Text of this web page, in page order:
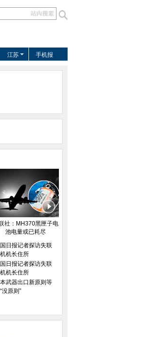
江苏 手机报
社：MH370黑匣子电
池电量或已耗尽
日报记者探访失联
机长住所
日报记者探访失联
机长住所
武器出口新原则等
没原则”